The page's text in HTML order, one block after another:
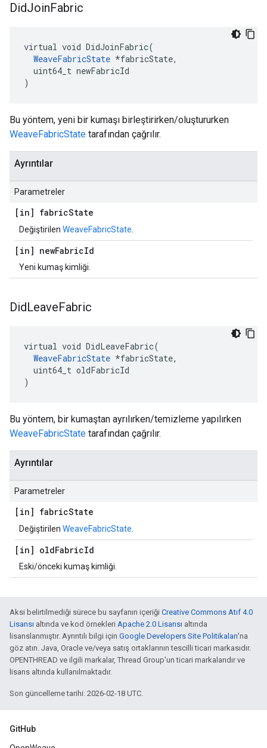
DidJoinFabric
virtual void DidJoinFabric(
WeaveFabricState *fabricState,
  uint64_t newFabricId
)
Bu yöntem, yeni bir kumaşı birleştirirken/oluştururken
WeaveFabricState tarafından çağrılır.
Ayrıntılar
Parametreler
[in] fabricState
Değiştirilen WeaveFabricState
[in] newFabricId
Yeni kumaş kimliği.
DidLeaveFabric
virtual void DidLeaveFabric(
WeaveFabricState *fabricState,
  uint64_t oldFabricId
)
Bu yöntem, bir kumaştan ayrılırken/temizleme yapılırken
WeaveFabricState tarafından çağrılır.
Ayrıntılar
Parametreler
[in] fabricState
Değiştirilen WeaveFabricState
[in] oldFabricId
Eski/önceki kumaş kimliği.
Aksi belirtilmediği sürece bu sayfanın içeriği Creative Commons Atıf 4.0
Lisansı altında ve kod örnekleri Apache 2.0 Lisansı altında
lisanslanmıştır. Ayrıntılı bilgi için Google Developers Site Politikaları'na
göz atın. Java, Oracle ve/veya satış ortaklarının tescilli ticari markasıdır.
OPENTHREAD ve ilgili markalar, Thread Group'un ticari markalarıdır ve
lisans altında kullanılmaktadır.
Son güncelleme tarihi: 2026-02-18 UTC.
GitHub